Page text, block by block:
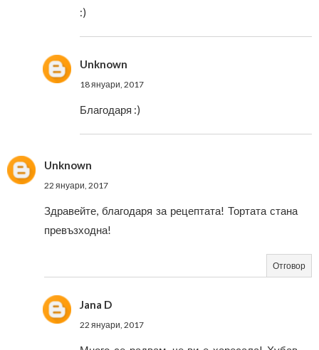
:)
Unknown
18 януари, 2017
Благодаря :)
Unknown
22 януари, 2017
Здравейте, благодаря за рецептата! Тортата стана
превъзходна!
Отговор
Jana D
22 януари, 2017